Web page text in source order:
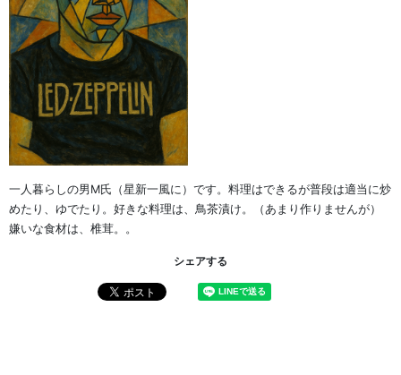
一人暮らしの男M氏（星新一風に）です。料理はできるが普段は適当に炒
めたり、ゆでたり。好きな料理は、鳥茶漬け。（あまり作りませんが）
嫌いな食材は、椎茸。。
シェアする